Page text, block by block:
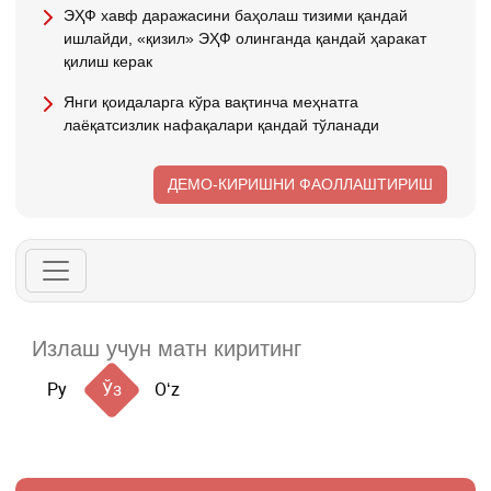
ЭҲФ хавф даражасини баҳолаш тизими қандай
ишлайди, «қизил» ЭҲФ олинганда қандай ҳаракат
қилиш керак
Янги қоидаларга кўра вақтинча меҳнатга
лаёқатсизлик нафақалари қандай тўланади
ДЕМО-КИРИШНИ ФАОЛЛАШТИРИШ
Ру Ўз Oʻz